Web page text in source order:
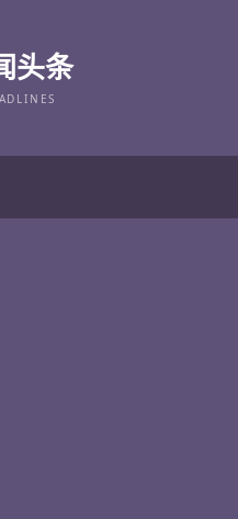
头条